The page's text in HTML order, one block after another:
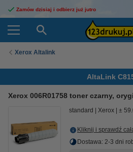
Zamów dzisiaj i odbierz już jutro
Xerox Altalink
AltaLink
Xerox 006R01758 toner czarny,
standard Xerox ±
Kliknij i sprawdź
Dostawa: 2-3 dni